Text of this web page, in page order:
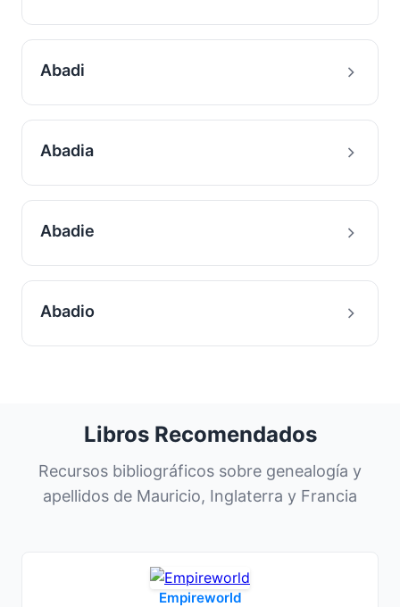
Abadi
Abadia
Abadie
Abadio
Libros Recomendados
Recursos bibliográficos sobre genealogía y
apellidos de Mauricio, Inglaterra y Francia
Empireworld